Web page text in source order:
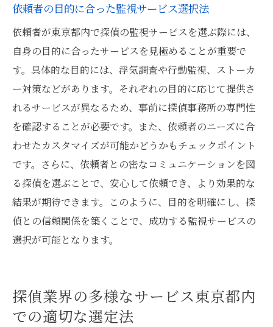
依頼者の目的に合った監視サービス選択法
依頼者が東京都内で探偵の監視サービスを選ぶ際には、
自身の目的に合ったサービスを見極めることが重要で
す。具体的な目的には、浮気調査や行動監視、ストーカ
ー対策などがあります。それぞれの目的に応じて提供さ
れるサービスが異なるため、事前に探偵事務所の専門性
を確認することが必要です。また、依頼者のニーズに合
わせたカスタマイズが可能かどうかもチェックポイント
です。さらに、依頼者との密なコミュニケーションを図
る探偵を選ぶことで、安心して依頼でき、より効果的な
結果が期待できます。このように、目的を明確にし、探
偵との信頼関係を築くことで、成功する監視サービスの
選択が可能となります。
探偵業界の多様なサービス東京都内
での適切な選定法